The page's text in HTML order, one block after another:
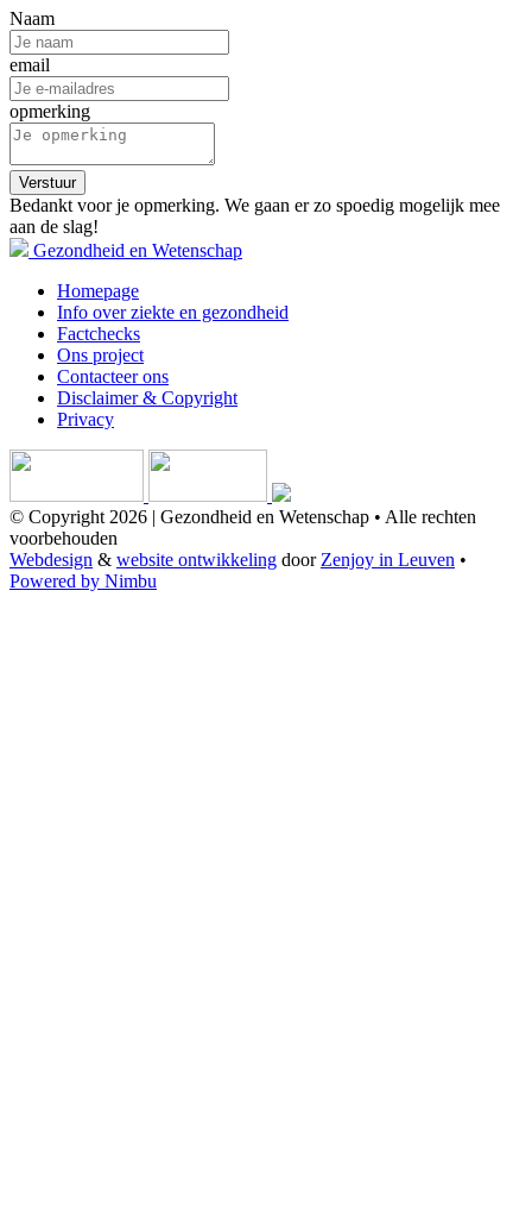
Naam
email
opmerking
Verstuur
Bedankt voor je opmerking. We gaan er zo spoedig mogelijk mee
aan de slag!
Gezondheid en Wetenschap
Homepage
Info over ziekte en gezondheid
Factchecks
Ons project
Contacteer ons
Disclaimer & Copyright
Privacy
© Copyright 2026 | Gezondheid en Wetenschap • Alle rechten
voorbehouden
Webdesign & website ontwikkeling doorZenjoy in Leuven •
Powered by Nimbu